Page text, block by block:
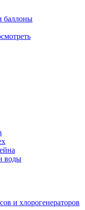
баллоны
воды
и хлорогенераторов